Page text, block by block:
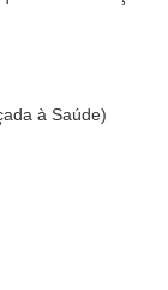
à Saúde)